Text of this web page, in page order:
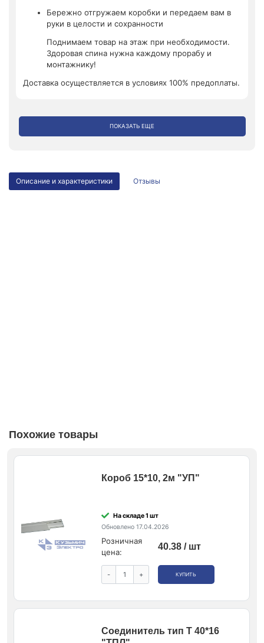
Бережно отгружаем коробки и передаем вам в
руки в целости и сохранности
Поднимаем товар на этаж при необходимости.
Здоровая спина нужна каждому прорабу и
монтажнику!
Доставка осуществляется в условиях 100% предоплаты.
ПОКАЗАТЬ ЕЩЕ
Описание и характеристики Отзывы
Похожие товары
Короб 15*10, 2м "УП"
На складе 1 шт
Обновлено 17.04.2026
Розничная
цена:
40.38 / шт
- + КУПИТЬ
Соединитель тип Т 40*16